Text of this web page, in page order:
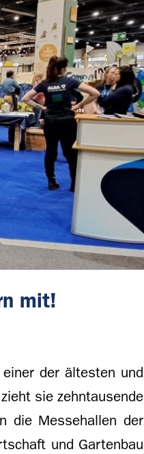
mit!
der ältesten und
sie zehntausende
die Messehallen der
und Gartenbau